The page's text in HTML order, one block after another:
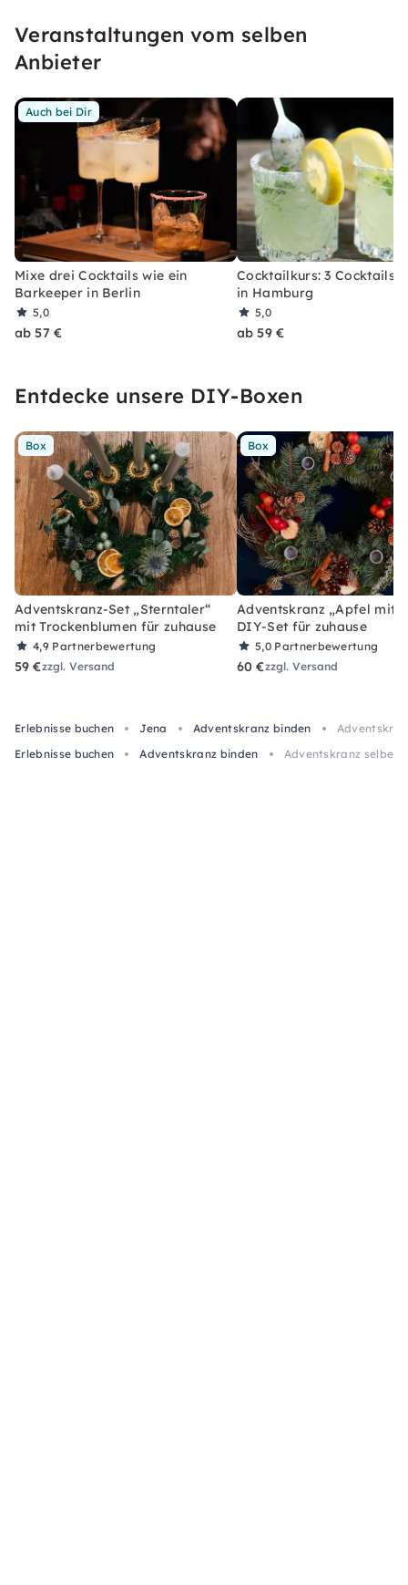
erleben, welches Du so schnell nicht vergessen
wirst.
Veranstaltungen vom selben
Anbieter
Auch bei Dir
Mixe drei Cocktails wie ein
Barkeeper in Berlin
5,0
ab 57 €
Cocktailkurs: 3 Cocktails
in Hamburg
5,0
ab 59 €
Entdecke unsere DIY-Boxen
Box
Adventskranz-Set „Sterntaler“
mit Trockenblumen für zuhause
4,9 Partnerbewertung
59 €zzgl. Versand
Box
Adventskranz „Apfel mit
DIY-Set für zuhause
5,0 Partnerbewertung
60 €zzgl. Versand
Erlebnisse buchen Jena Adventskranz binden
Erlebnisse buchen
Adventskranz binden Adventskranz selber